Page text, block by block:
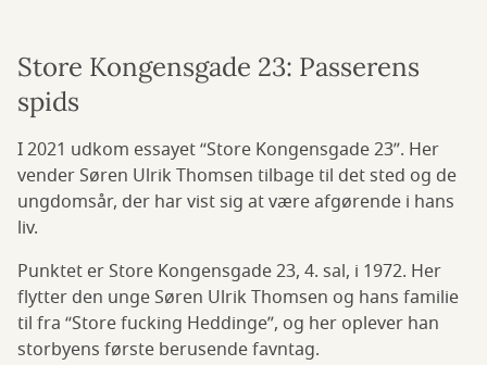
Store Kongensgade 23: Passerens
spids
I 2021 udkom essayet “Store Kongensgade 23”. Her
vender Søren Ulrik Thomsen tilbage til det sted og de
ungdomsår, der har vist sig at være afgørende i hans
liv.
Punktet er Store Kongensgade 23, 4. sal, i 1972. Her
flytter den unge Søren Ulrik Thomsen og hans familie
til fra “Store fucking Heddinge”, og her oplever han
storbyens første berusende favntag.